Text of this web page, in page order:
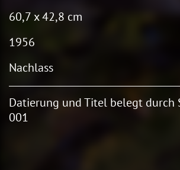
60,7 x 42,8 cm
1956
Nachlass
Datierung und Titel belegt durch
001